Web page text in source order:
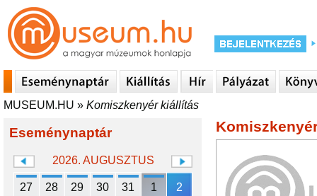
MUSEUM.HU » Komiszkenyér kiállítás
Eseménynaptár
2026. AUGUSZTUS
27 28 29 30 31 1 2